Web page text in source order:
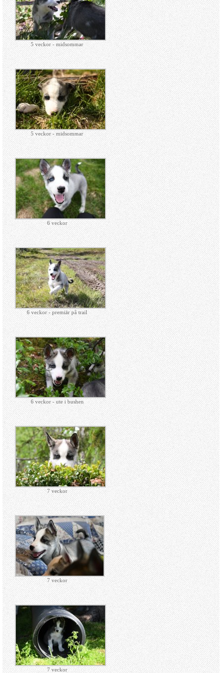
5 veckor - midsommar
5 veckor - midsommar
6 veckor
6 veckor - premiär på trail
6 veckor - ute i bushen
7 veckor
7 veckor
7 veckor